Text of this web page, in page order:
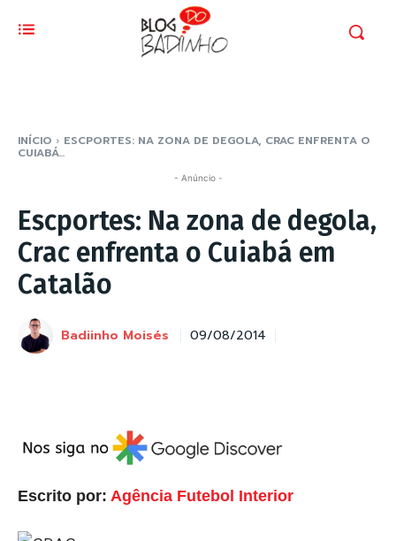
INÍCIO ESCPORTES: NA ZONA DE DEGOLA, CRAC ENFRENTA O
CUIABÁ...
- Anúncio -
Escportes: Na zona de degola,
Crac enfrenta o Cuiabá em
Catalão
Badiinho Moisés 09/08/2014
Escrito por: Agência Futebol Interior